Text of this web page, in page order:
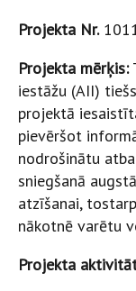
Projekta Nr.
Projekta mērķis:
iestāžu (AII)
projektā
pievēršot
nodrošinātu
sniegšanā
atzīšanai,
nākotnē varētu
Projekta